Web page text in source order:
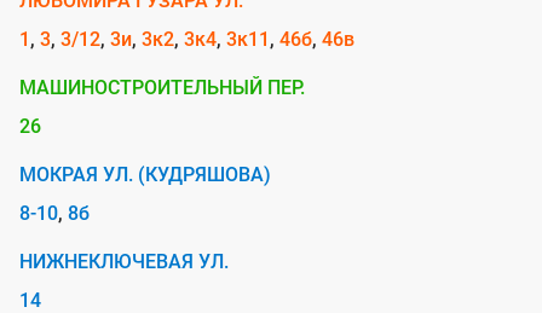
о
м
п
а
н
и
и
U
1 3 3/12 3и 3к2 3к4 3к11 46б 46в
МАШИНОСТРОИТЕЛЬНЫЙ ПЕР.
26
МОКРАЯ УЛ. (КУДРЯШОВА)
8-10 8б
НИЖНЕКЛЮЧЕВАЯ УЛ.
14